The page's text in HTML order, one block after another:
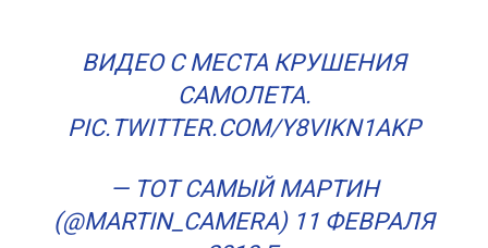
ВИДЕО С МЕСТА КРУШЕНИЯ
САМОЛЕТА.
PIC.TWITTER.COM/Y8VIKN1AKP
— ТОТ САМЫЙ МАРТИН
(@MARTIN_CAMERA) 11 ФЕВРАЛЯ